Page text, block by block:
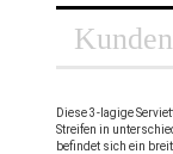
Diese 3-lagige
Streifen in
befindet sich ein